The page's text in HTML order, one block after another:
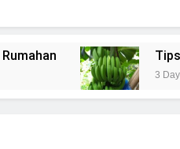
Tips Menanam
3 Days Ago